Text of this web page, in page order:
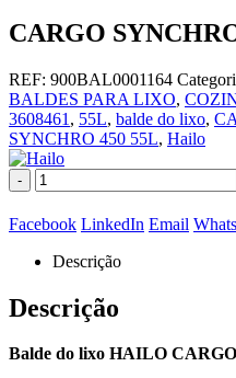
CARGO
REF: 900BAL0001164
BALDES PARA LIXO,
3608461 , 55L, balde do lixo,
SYNCHRO 450 55L, Hailo
-
Facebook LinkedIn Email
Descrição
Descrição
Balde do lixo HAILO